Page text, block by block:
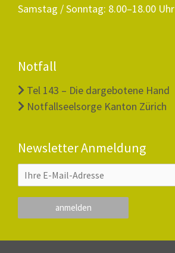
Samstag / Sonntag: 8.00–18.00 Uhr
Notfall
Tel 143 – Die dargebotene Hand
Notfallseelsorge Kanton Zürich
Newsletter Anmeldung